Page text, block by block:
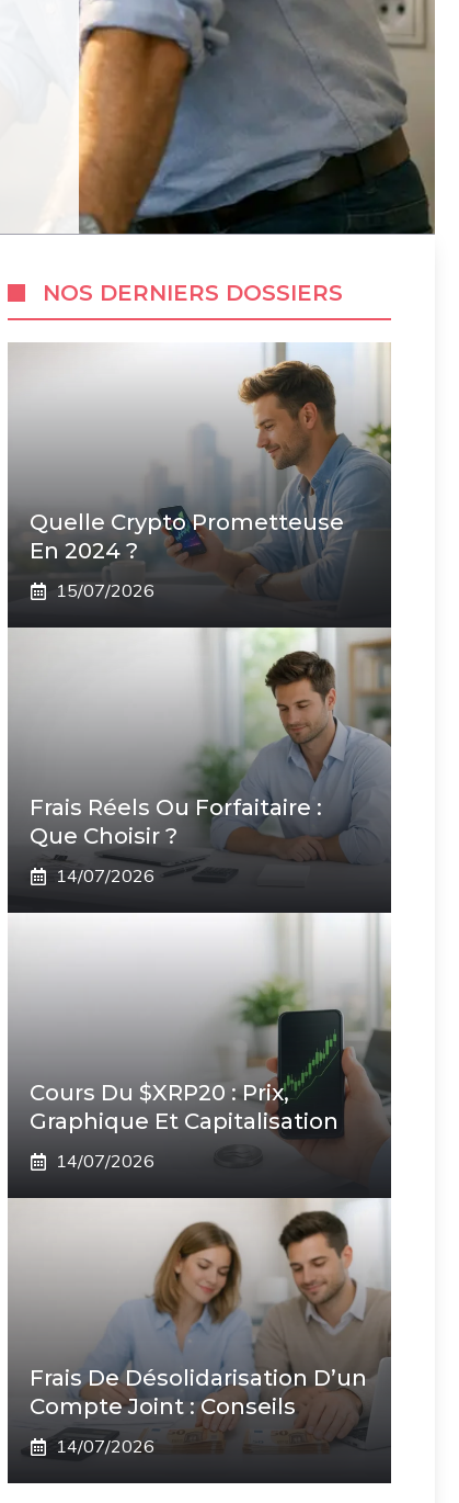
NOS DERNIERS DOSSIERS
Quelle Crypto Prometteuse
En 2024 ?
15/07/2026
Frais Réels Ou Forfaitaire :
Que Choisir ?
14/07/2026
Cours Du $XRP20 : Prix,
Graphique Et Capitalisation
14/07/2026
Frais De Désolidarisation D’un
Compte Joint : Conseils
14/07/2026